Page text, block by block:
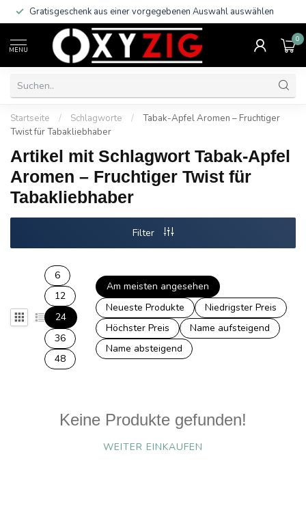
ab 29 € Gratisgeschenk ! Ab einem Bestellwert
MENU
0
Startseite / Schlagworte /
Tabak-Apfel Aromen – Fruchtiger
Twist für Tabakliebhaber
Artikel mit Schlagwort Tabak-Apfel
Aromen – Fruchtiger Twist für
Tabakliebhaber
Filter
6
12
24
36
48
Am meisten angesehen
Neueste Produkte
Niedrigster Preis
Höchster Preis
Name aufsteigend
Name absteigend
Keine Produkte gefunden!
WEITER EINKAUFEN